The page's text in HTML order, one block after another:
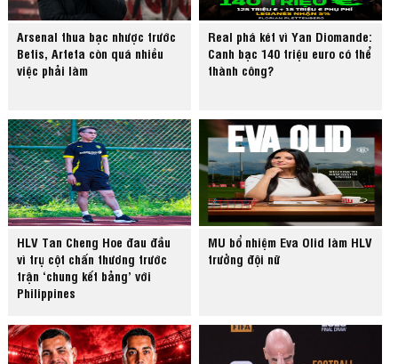
Arsenal thua bạc nhược trước
Betis, Arteta còn quá nhiều
việc phải làm
Real phá két vì Yan Diomande:
Canh bạc 140 triệu euro có thể
thành công?
HLV Tan Cheng Hoe đau đầu
vì trụ cột chấn thương trước
trận ‘chung kết bảng’ với
Philippines
MU bổ nhiệm Eva Olid làm HLV
trưởng đội nữ